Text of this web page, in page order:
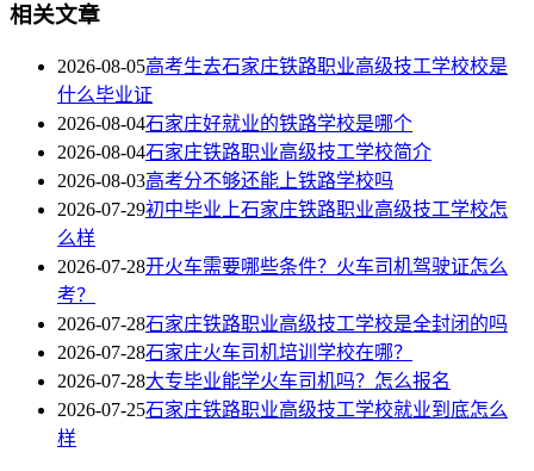
相关文章
2026-08-05高考生去石家庄铁路职业高级技工学校校是
什么毕业证
2026-08-04石家庄好就业的铁路学校是哪个
2026-08-04石家庄铁路职业高级技工学校简介
2026-08-03高考分不够还能上铁路学校吗
2026-07-29初中毕业上石家庄铁路职业高级技工学校怎
么样
2026-07-28开火车需要哪些条件？火车司机驾驶证怎么
考？
2026-07-28石家庄铁路职业高级技工学校是全封闭的吗
2026-07-28石家庄火车司机培训学校在哪？
2026-07-28大专毕业能学火车司机吗？怎么报名
2026-07-25石家庄铁路职业高级技工学校就业到底怎么
样